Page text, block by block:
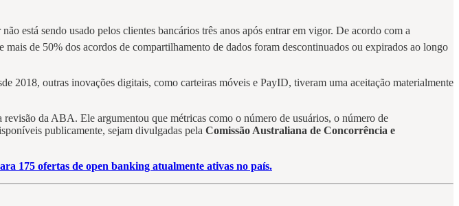
está sendo usado pelos clientes bancários três anos após entrar em vigor. De acordo com a
mais de 50% dos acordos de compartilhamento de dados foram descontinuados ou expirados ao longo
outras inovações digitais, como carteiras móveis e PayID, tiveram uma aceitação materialmente
revisão da ABA. Ele argumentou que métricas como o número de usuários, o número de
publicamente, sejam divulgadas pela Comissão Australiana de Concorrência e
175 ofertas de open banking atualmente ativas no país.